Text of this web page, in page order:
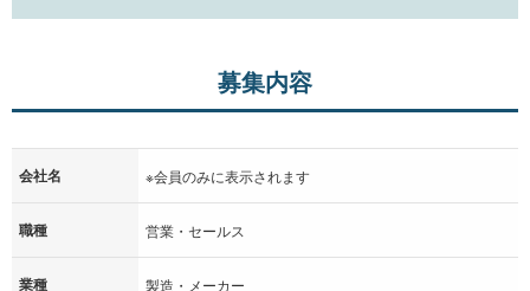
募集内容
会社名 ※会員のみに表示されます
職種 営業・セールス
業種 製造・メーカー